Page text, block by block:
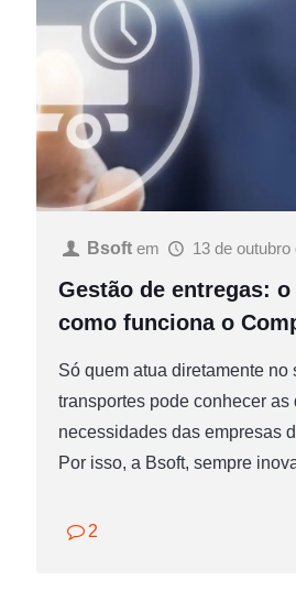
Bsoft em 13 de outubro
Gestão de entregas: o
como funciona o
Só quem atua diretamente no
transportes pode conhecer as
necessidades das empresas
Por isso, a Bsoft, sempre
2